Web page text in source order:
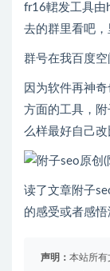
fr16輑发工具由
去的群里看吧
群号在我百度空
因为软件再神
方面的工具
么样最好自己
读了文章附子
的感受或者感悟没
声明： 本站所有